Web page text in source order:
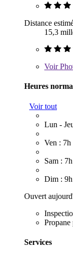
Distance
15,3
Voir
Heures
Voir tout
Lun -
Ven : 7h
Sam :
Dim :
Ouvert
Propane
Services